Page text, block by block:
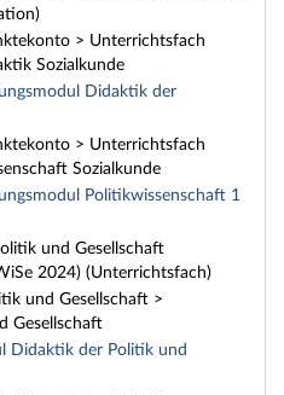
> Unterrichtsfach
Sozialkunde
Didaktik der
> Unterrichtsfach
Sozialkunde
Politikwissenschaft 1
und Gesellschaft
2024) (Unterrichtsfach)
und Gesellschaft >
Gesellschaft
Didaktik der Politik und